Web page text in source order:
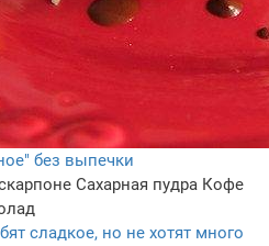
без выпечки
Сахарная пудра Кофе
сладкое, но не хотят много